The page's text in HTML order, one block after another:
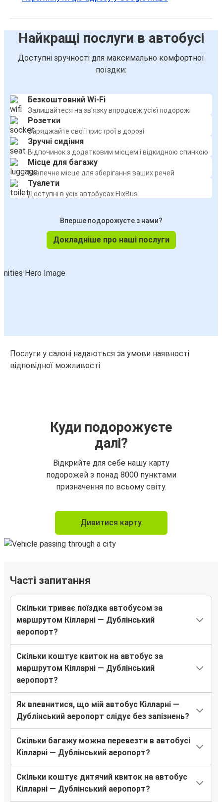
Найкращі послуги в автобусі
Доступні зручності для максимально комфортної
поїздки:
Безкоштовний Wi-Fi
Залишайтеся на зв'язку впродовж усієї подорожі
Розетки
Заряджайте свої пристрої в дорозі
Зручні сидіння
Відпочинок з додатковим місцем і відкидною спинкою
Місце для багажу
Безпечне місце для зберігання ваших речей
Туалети
Доступні в усіх автобусах FlixBus
Вперше подорожуєте з нами?
Докладніше про наші послуги
Послуги у салоні надаються за умови наявності
відповідної можливості
Куди подорожуєте
далі?
Відкрийте для себе нашу карту
подорожей з понад 8000 пунктами
призначення по всьому світу.
Дивитися карту
Часті запитання
Скільки триває поїздка автобусом за
маршрутом Кілларні — Дублінський
аеропорт?
Скільки коштує квиток на автобус за
маршрутом Кілларні — Дублінський
аеропорт?
Як впевнитися, що мій автобус Кілларні —
Дублінський аеропорт слідує без запізнень?
Скільки багажу можна перевезти в автобусі
Кілларні — Дублінський аеропорт?
Скільки коштує дитячий квиток на автобус
Кілларні — Дублінський аеропорт?